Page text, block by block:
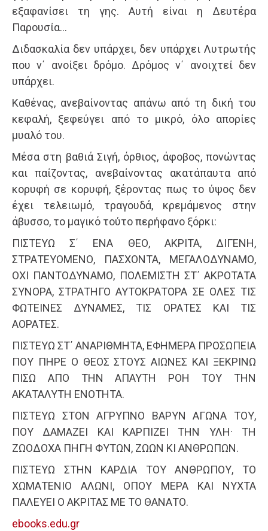
εξαφανίσει τη γης. Αυτή είναι η Δευτέρα
Παρουσία…
Διδασκαλία δεν υπάρχει, δεν υπάρχει Λυτρωτής
που ν΄ ανοίξει δρόμο. Δρόμος ν΄ ανοιχτεί δεν
υπάρχει.
Καθένας, ανεβαίνοντας απάνω από τη δική του
κεφαλή, ξεφεύγει από το μικρό, όλο απορίες
μυαλό του.
Μέσα στη βαθιά Σιγή, όρθιος, άφοβος, πονώντας
και παίζοντας, ανεβαίνοντας ακατάπαυτα από
κορυφή σε κορυφή, ξέροντας πως το ύψος δεν
έχει τελειωμό, τραγουδά, κρεμάμενος στην
άβυσσο, το μαγικό τούτο περήφανο ξόρκι:
ΠΙΣΤΕΥΩ Σ΄ ΕΝΑ ΘΕΟ, ΑΚΡΙΤΑ, ΔΙΓΕΝΗ,
ΣΤΡΑΤΕΥΟΜΕΝΟ, ΠΑΣΧΟΝΤΑ, ΜΕΓΑΛΟΔΥΝΑΜΟ,
ΟΧΙ ΠΑΝΤΟΔΥΝΑΜΟ, ΠΟΛΕΜΙΣΤΗ ΣΤ΄ ΑΚΡΟΤΑΤΑ
ΣΥΝΟΡΑ, ΣΤΡΑΤΗΓΟ ΑΥΤΟΚΡΑΤΟΡΑ ΣΕ ΟΛΕΣ ΤΙΣ
ΦΩΤΕΙΝΕΣ ΔΥΝΑΜΕΣ, ΤΙΣ ΟΡΑΤΕΣ ΚΑΙ ΤΙΣ
ΑΟΡΑΤΕΣ.
ΠΙΣΤΕΥΩ ΣΤ΄ ΑΝΑΡΙΘΜΗΤΑ, ΕΦΗΜΕΡΑ ΠΡΟΣΩΠΕΙΑ
ΠΟΥ ΠΗΡΕ Ο ΘΕΟΣ ΣΤΟΥΣ ΑΙΩΝΕΣ ΚΑΙ ΞΕΚΡΙΝΩ
ΠΙΣΩ ΑΠΟ ΤΗΝ ΑΠΑΥΤΗ ΡΟΗ ΤΟΥ ΤΗΝ
ΑΚΑΤΑΛΥΤΗ ΕΝΟΤΗΤΑ.
ΠΙΣΤΕΥΩ ΣΤΟΝ ΑΓΡΥΠΝΟ ΒΑΡΥΝ ΑΓΩΝΑ ΤΟΥ,
ΠΟΥ ΔΑΜΑΖΕΙ ΚΑΙ ΚΑΡΠΙΖΕΙ ΤΗΝ ΥΛΗ· ΤΗ
ΖΩΟΔΟΧΑ ΠΗΓΗ ΦΥΤΩΝ, ΖΩΩΝ ΚΙ ΑΝΘΡΩΠΩΝ.
ΠΙΣΤΕΥΩ ΣΤΗΝ ΚΑΡΔΙΑ ΤΟΥ ΑΝΘΡΩΠΟΥ, ΤΟ
ΧΩΜΑΤΕΝΙΟ ΑΛΩΝΙ, ΟΠΟΥ ΜΕΡΑ ΚΑΙ ΝΥΧΤΑ
ΠΑΛΕΥΕΙ Ο ΑΚΡΙΤΑΣ ΜΕ ΤΟ ΘΑΝΑΤΟ.
ebooks.edu.gr